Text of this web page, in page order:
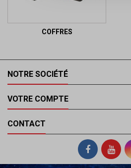
COFFRES
NOTRE SOCIÉTÉ
VOTRE COMPTE
CONTACT